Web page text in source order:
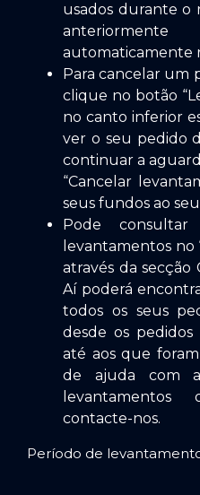
usados durante o
anteriormente
automaticamente
Para cancelar um
clique no botão
no canto inferior
ver o seu pedido
continuar a
“Cancelar
seus fundos ao
Pode
levantamentos no
através da secção
Aí poderá
todos os seus
desde os
até aos que
de ajuda com
contacte-nos.
Período de